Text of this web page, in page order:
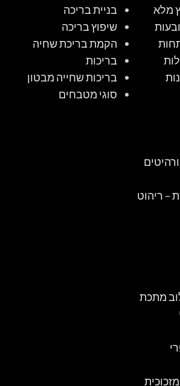
מלא
– ריהוט
מתכת
בניית בריכה
שיפוץ בריכה
הקמת בריכת שחיה
בריכות
בריכות שחייה מבטון
סוגי מטבחים